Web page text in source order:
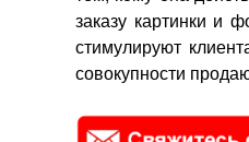
заказу картинки и
стимулируют
совокупности